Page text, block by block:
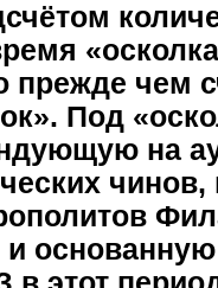
прежде чем
Под
на
и